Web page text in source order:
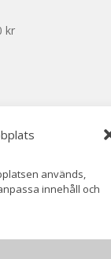
används,
innehåll och
kr